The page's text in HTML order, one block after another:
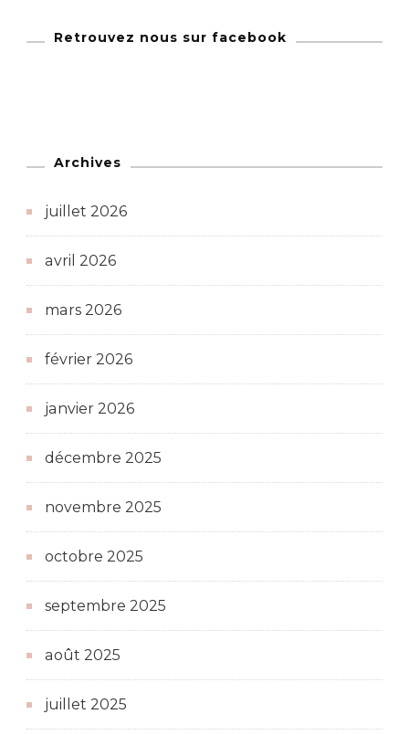
Retrouvez nous sur facebook
Archives
juillet 2026
avril 2026
mars 2026
février 2026
janvier 2026
décembre 2025
novembre 2025
octobre 2025
septembre 2025
août 2025
juillet 2025